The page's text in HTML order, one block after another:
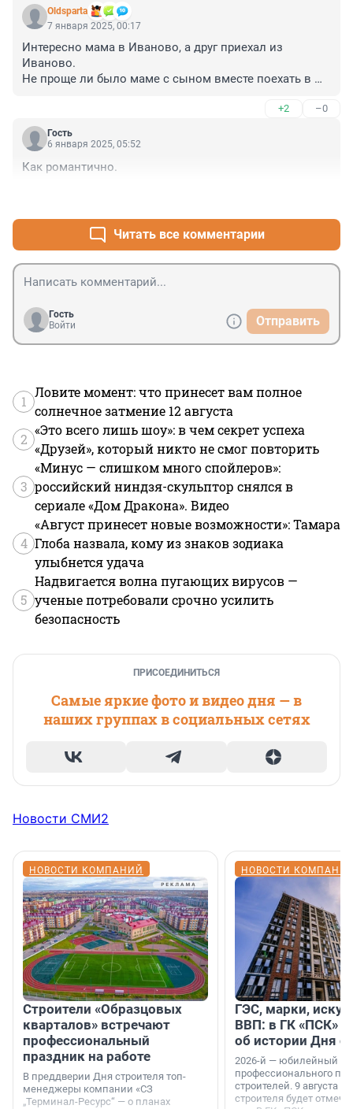
Oldsparta
7 января 2025, 00:17
Интересно мама в Иваново, а друг приехал из
Иваново.
Не проще ли было маме с сыном вместе поехать в
+2 –0
Гость
6 января 2025, 05:52
Как романтично.
Читать все комментарии
Гость
Войти
Отправить
1
Ловите момент: что принесет вам полное
солнечное затмение 12 августа
2
«Это всего лишь шоу»: в чем секрет успеха
«Друзей», который никто не смог повторить
3
«Минус — слишком много спойлеров»:
российский ниндзя-скульптор снялся в
сериале «Дом Дракона». Видео
4
«Август принесет новые возможности»: Тамара
Глоба назвала, кому из знаков зодиака
улыбнется удача
5
Надвигается волна пугающих вирусов —
ученые потребовали срочно усилить
безопасность
ПРИСОЕДИНИТЬСЯ
Самые яркие фото и видео дня — в
наших группах в социальных сетях
Новости СМИ2
НОВОСТИ КОМПАНИЙ
Строители «Образцовых
кварталов» встречают
профессиональный
праздник на работе
В преддверии Дня строителя топ-
менеджеры компании «СЗ
„Терминал-Ресурс“ — о планах
НОВОСТИ
ГЭС, марки,
ВВП: в ГК «ПСК»
об истории Дня
2026-й — юбилейный
профессионального
строителей. 9 августа
строителя будет